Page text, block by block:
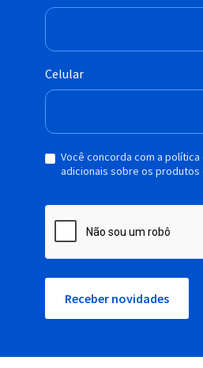
Celular
Você concorda com a
adicionais sobre os produtos
Receber novidades